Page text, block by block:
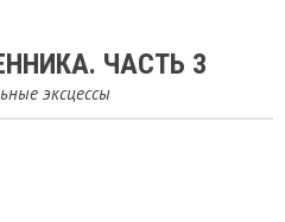
ЧАСТЬ 3
эксцессы